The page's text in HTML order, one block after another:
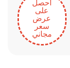
احصل
على
عرض
سعر
مجاني